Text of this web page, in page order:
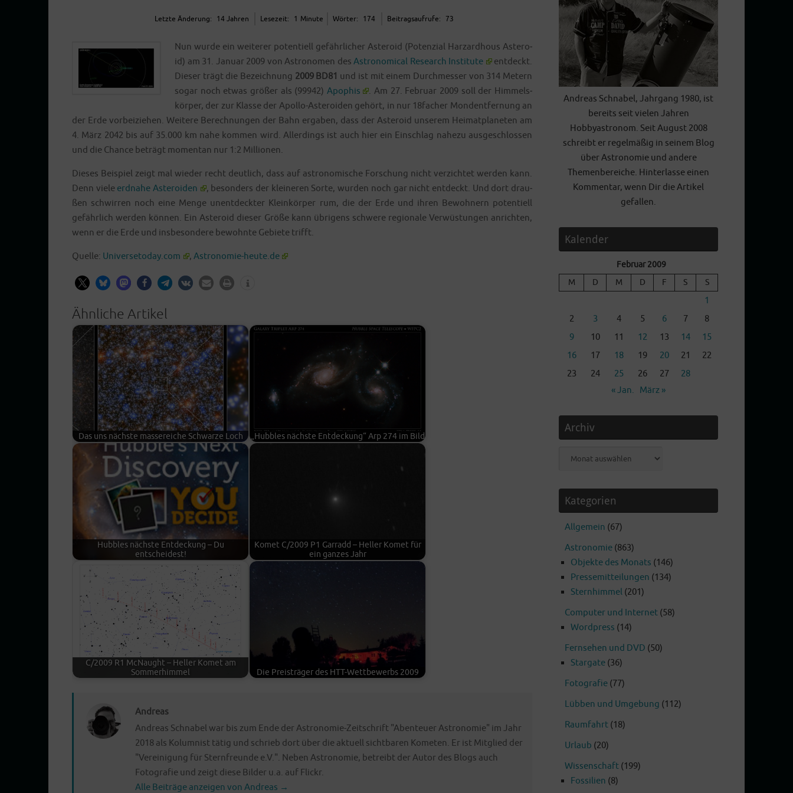
Letz­te Ände­rung: 14 Jah­ren Lese­zeit: 1 Minu­te Wör­ter: 174 Bei­trags­auf­ru­fe: 73
Nun wur­de ein wei­te­rer poten­ti­ell gefähr­li­cher Aste­ro­id (Poten­zi­al Harz­ard­hous Aste­ro­
id) am 31. Janu­ar 2009 von Astro­no­men des Astro­no­mic­al Rese­arch Insti­tu­te
ent­deckt.
Die­ser trägt die Bezeich­nung 2009 BD81 und ist mit einem Durch­mes­ser von 314 Metern
sogar noch etwas grö­ßer als (99942) Apophis
. Am 27. Febru­ar 2009 soll der Him­mels­
kör­per, der zur Klas­se der Apol­lo-Aste­ro­iden gehört, in nur 18facher Mond­ent­fer­nung an
der Erde vor­bei­zie­hen. Wei­te­re Berech­nun­gen der Bahn erga­ben, dass der Aste­ro­id unse­rem Hei­mat­pla­ne­ten am
4. März 2042 bis auf 35.000 km nahe kom­men wird. Aller­dings ist auch hier ein Ein­schlag nahe­zu aus­ge­schlos­sen
und die Chan­ce beträgt momen­tan nur 1:2 Millionen.
Die­ses Bei­spiel zeigt mal wie­der recht deut­lich, dass auf astro­no­mi­sche For­schung nicht ver­zich­tet wer­den kann.
Denn vie­le erd­na­he Aste­ro­iden
, beson­ders der klei­ne­ren Sor­te, wur­den noch gar nicht ent­deckt. Und dort drau­
ßen schwir­ren noch eine Men­ge unent­deck­ter Klein­kör­per rum, die der Erde und ihren Bewoh­nern poten­ti­ell
gefähr­lich wer­den kön­nen. Ein Aste­ro­id die­ser Grö­ße kann übri­gens schwe­re regio­na­le Ver­wüs­tun­gen anrich­ten,
wenn er die Erde und ins­be­son­de­re bewohn­te Gebie­te trifft.
Quel­le: Universetoday.com , Astronomie-heute.de
Ähnliche Artikel
Das uns nächs­te mas­se­rei­che Schwar­ze Loch „Hub­bles nächs­te Ent­de­ckung“ Arp 274 im Bild
Hub­bles nächs­te Ent­de­ckung – Du
entscheidest!
Komet C/2009 P1 Gar­radd – Hel­ler Komet für
ein gan­zes Jahr
C/2009 R1 McN­aught – Hel­ler Komet am
Sommerhimmel
Die Preis­trä­ger des HTT-Wett­be­werbs 2009
Andreas
Andreas Schnabel war bis zum Ende der Astronomie-Zeitschrift "Abenteuer Astronomie" im Jahr
2018 als Kolumnist tätig und schrieb dort über die aktuell sichtbaren Kometen. Er ist Mitglied der
"Vereinigung für Sternfreunde e.V.". Neben Astronomie, betreibt der Autor des Blogs auch
Fotografie und zeigt diese Bilder u.a. auf Flickr.
Alle Beiträge anzeigen von Andreas →
Andreas Schnabel, Jahrgang 1980, ist
bereits seit vielen Jahren
Hobbyastronom. Seit August 2008
schreibt er regelmäßig in seinem Blog
über Astronomie und andere
Themenbereiche. Hinterlasse einen
Kommentar, wenn Dir die Artikel
gefallen.
Kalender
Februar 2009
M
D M D F S S
1
2
3 4 5 6 7
8
9
10 11 12 13 14
15
16
17 18 19 20 21
22
23
24 25 26 27
28
« Jan. März »
Archiv
Kategorien
Allgemein (67)
Astronomie (863)
Objekte des Monats (146)
Pressemitteilungen (134)
Sternhimmel (201)
Computer und Internet (58)
Wordpress (14)
Fernsehen und DVD (50)
Stargate (36)
Fotografie (77)
Lübben und Umgebung (112)
Raumfahrt (18)
Urlaub (20)
Wissenschaft (199)
Fossilien (8)